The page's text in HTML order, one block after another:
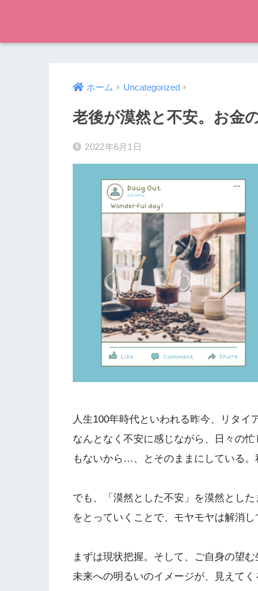
ホーム Uncategorized
老後が漠然と不安。お金
2022年6月1日
人生100年時代といわれる昨今、リタイ
なんとなく不安に感じながら、日々の
もないから…、とそのままにしている。
でも、「漠然とした不安」を漠然とし
をとっていくことで、モヤモヤは解消し
まずは現状把握。そして、ご自身の望む
未来への明るいのイメージが、見えてく